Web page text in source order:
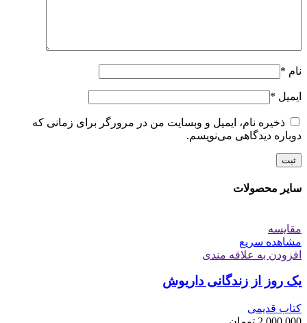
نام *
ایمیل *
ذخیره نام، ایمیل و وبسایت من در مرورگر برای زمانی که
دوباره دیدگاهی می‌نویسم.
سایر محصولات
مقایسه
مشاهده سریع
افزودن به علاقه مندی
یک روز از زندگانی داریوش
کتاب قدیمی